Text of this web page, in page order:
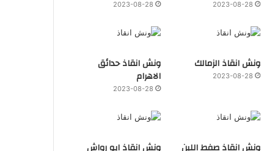
2023-08-28
2023-08-28
ونش انقاذ الزمالك
2023-08-28
ونش انقاذ حدائق
الاهرام
2023-08-28